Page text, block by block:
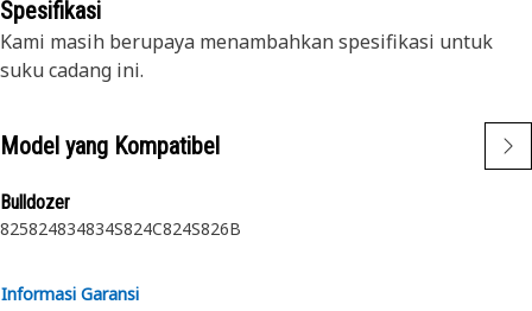
Spesifikasi
Kami masih berupaya menambahkan spesifikasi untuk
suku cadang ini.
Model yang Kompatibel
Bulldozer
825824834834S824C824S826B
Informasi Garansi